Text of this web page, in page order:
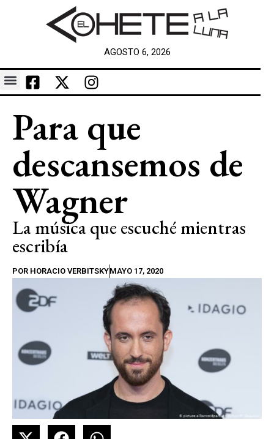
AGOSTO 6, 2026
Para que
descansemos de
Wagner
La música que escuché mientras
escribía
POR HORACIO VERBITSKYMAYO 17, 2020